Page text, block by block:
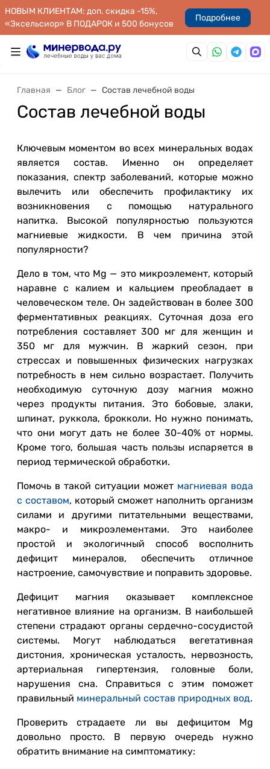
НОВЫМ КЛИЕНТАМ: доп. скидка -15%,
«Эксельсиор» В ПОДАРОК и 500 бонусов
Подробнее
Главная Блог Состав лечебной воды
Состав лечебной воды
Ключевым моментом во всех минеральных водах
является состав. Именно он определяет
показания, спектр заболеваний, которые можно
вылечить или обеспечить профилактику их
возникновения с помощью натурального
напитка. Высокой популярностью пользуются
магниевые жидкости. В чем причина этой
популярности?
Дело в том, что Mg — это микроэлемент, который
наравне с калием и кальцием преобладает в
человеческом теле. Он задействован в более 300
ферментативных реакциях. Суточная доза его
потребления составляет 300 мг для женщин и
350 мг для мужчин. В жаркий сезон, при
стрессах и повышенных физических нагрузках
потребность в нем сильно возрастает. Получить
необходимую суточную дозу магния можно
через продукты питания. Это бобовые, злаки,
шпинат, руккола, брокколи. Но нужно понимать,
что они могут дать не более 30-40% от нормы.
Кроме того, большая часть пользы испаряется в
период термической обработки.
Помочь в такой ситуации может магниевая вода
с составом, который сможет наполнить организм
силами и другими питательными веществами,
макро- и микроэлементами. Это наиболее
простой и экологичный способ восполнить
дефицит минералов, обеспечить отличное
настроение, самочувствие и поправить здоровье.
Дефицит магния оказывает комплексное
негативное влияние на организм. В наибольшей
степени страдают органы сердечно-сосудистой
системы. Могут наблюдаться вегетативная
дистония, хроническая усталость, нервозность,
артериальная гипертензия, головные боли,
нарушения сна. Справиться с этим поможет
правильный минеральный состав природных вод.
Проверить страдаете ли вы дефицитом Mg
довольно просто. В первую очередь нужно
обратить внимание на симптоматику: